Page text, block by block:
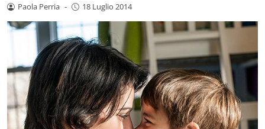
Paola Perria - 18 Luglio 2014